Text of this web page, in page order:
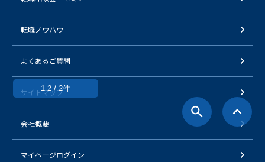
1-2 / 2件
転職ノウハウ
よくあるご質問
サイトマップ
会社概要
マイページログイン